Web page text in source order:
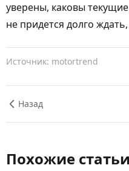
уверены, каковы
не придется долго
Источник: motortrend
Назад
Похожие статьи